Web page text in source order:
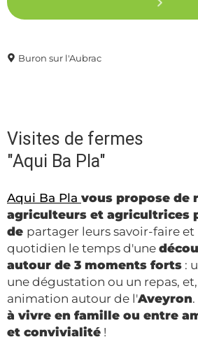
Buron sur l'Aubrac
Visites de fermes
"Aqui Ba Pla"
Aqui Ba Pla vous propose de
agriculteurs et agricultrices
de partager leurs savoir-faire et
quotidien le temps d'une
autour de 3 moments forts :
une dégustation ou un repas,
animation autour de l'Aveyron.
à vivre en famille ou entre
et convivialité !